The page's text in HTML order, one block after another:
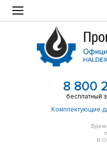
8 800
бесплатный
Комплектующие